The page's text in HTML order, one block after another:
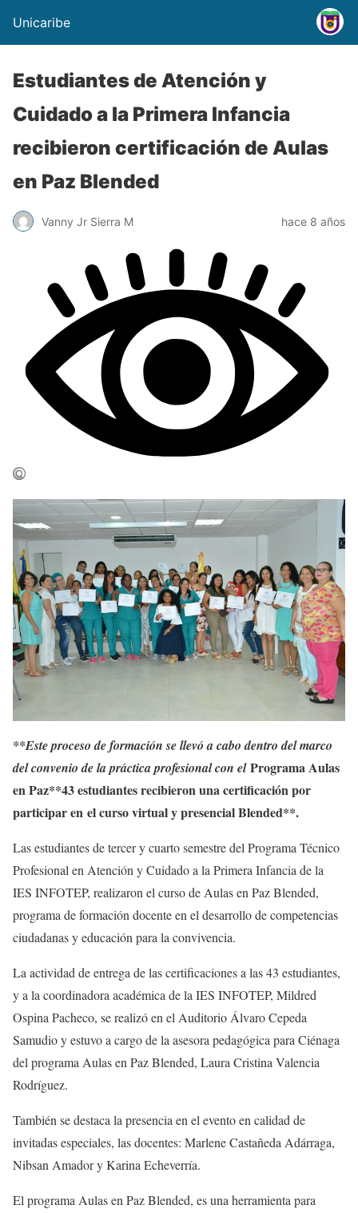
Unicaribe
Estudiantes de Atención y
Cuidado a la Primera Infancia
recibieron certificación de Aulas
en Paz Blended
Vanny Jr Sierra M hace 8 años
**Este proceso de formación se llevó a cabo dentro del marco
del convenio de la práctica profesional con elPrograma Aulas
en Paz**43 estudiantes recibieron una certificación por
participar en el curso virtual y presencial Blended**.
Las estudiantes de tercer y cuarto semestre del Programa Técnico
Profesional en Atención y Cuidado a la Primera Infancia de la
IES INFOTEP, realizaron el curso de Aulas en Paz Blended,
programa de formación docente en el desarrollo de competencias
ciudadanas y educación para la convivencia.
La actividad de entrega de las certificaciones a las 43 estudiantes,
y a la coordinadora académica de la IES INFOTEP, Mildred
Ospina Pacheco, se realizó en el Auditorio Álvaro Cepeda
Samudio y estuvo a cargo de la asesora pedagógica para Ciénaga
del programa Aulas en Paz Blended, Laura Cristina Valencia
Rodríguez.
También se destaca la presencia en el evento en calidad de
invitadas especiales, las docentes: Marlene Castañeda Adárraga,
Nibsan Amador y Karina Echeverría.
El programa Aulas en Paz Blended, es una herramienta para